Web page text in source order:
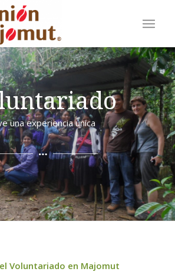
una experiencia única
Voluntariado en Majomut